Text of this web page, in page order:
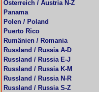
Österreich / Austria N-Z
Panama
Polen / Poland
Puerto Rico
Rumänien / Romania
Russland / Russia A-D
Russland / Russia E-J
Russland / Russia K-M
Russland / Russia N-R
Russland / Russia S-Z